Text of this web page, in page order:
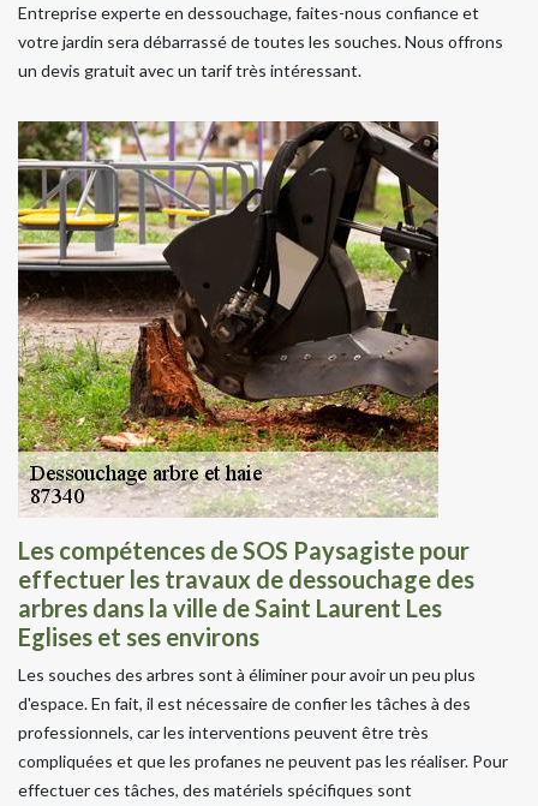
Entreprise experte en dessouchage, faites-nous confiance et
votre jardin sera débarrassé de toutes les souches. Nous offrons
un devis gratuit avec un tarif très intéressant.
Les compétences de SOS Paysagiste pour
effectuer les travaux de dessouchage des
arbres dans la ville de Saint Laurent Les
Eglises et ses environs
Les souches des arbres sont à éliminer pour avoir un peu plus
d'espace. En fait, il est nécessaire de confier les tâches à des
professionnels, car les interventions peuvent être très
compliquées et que les profanes ne peuvent pas les réaliser. Pour
effectuer ces tâches, des matériels spécifiques sont